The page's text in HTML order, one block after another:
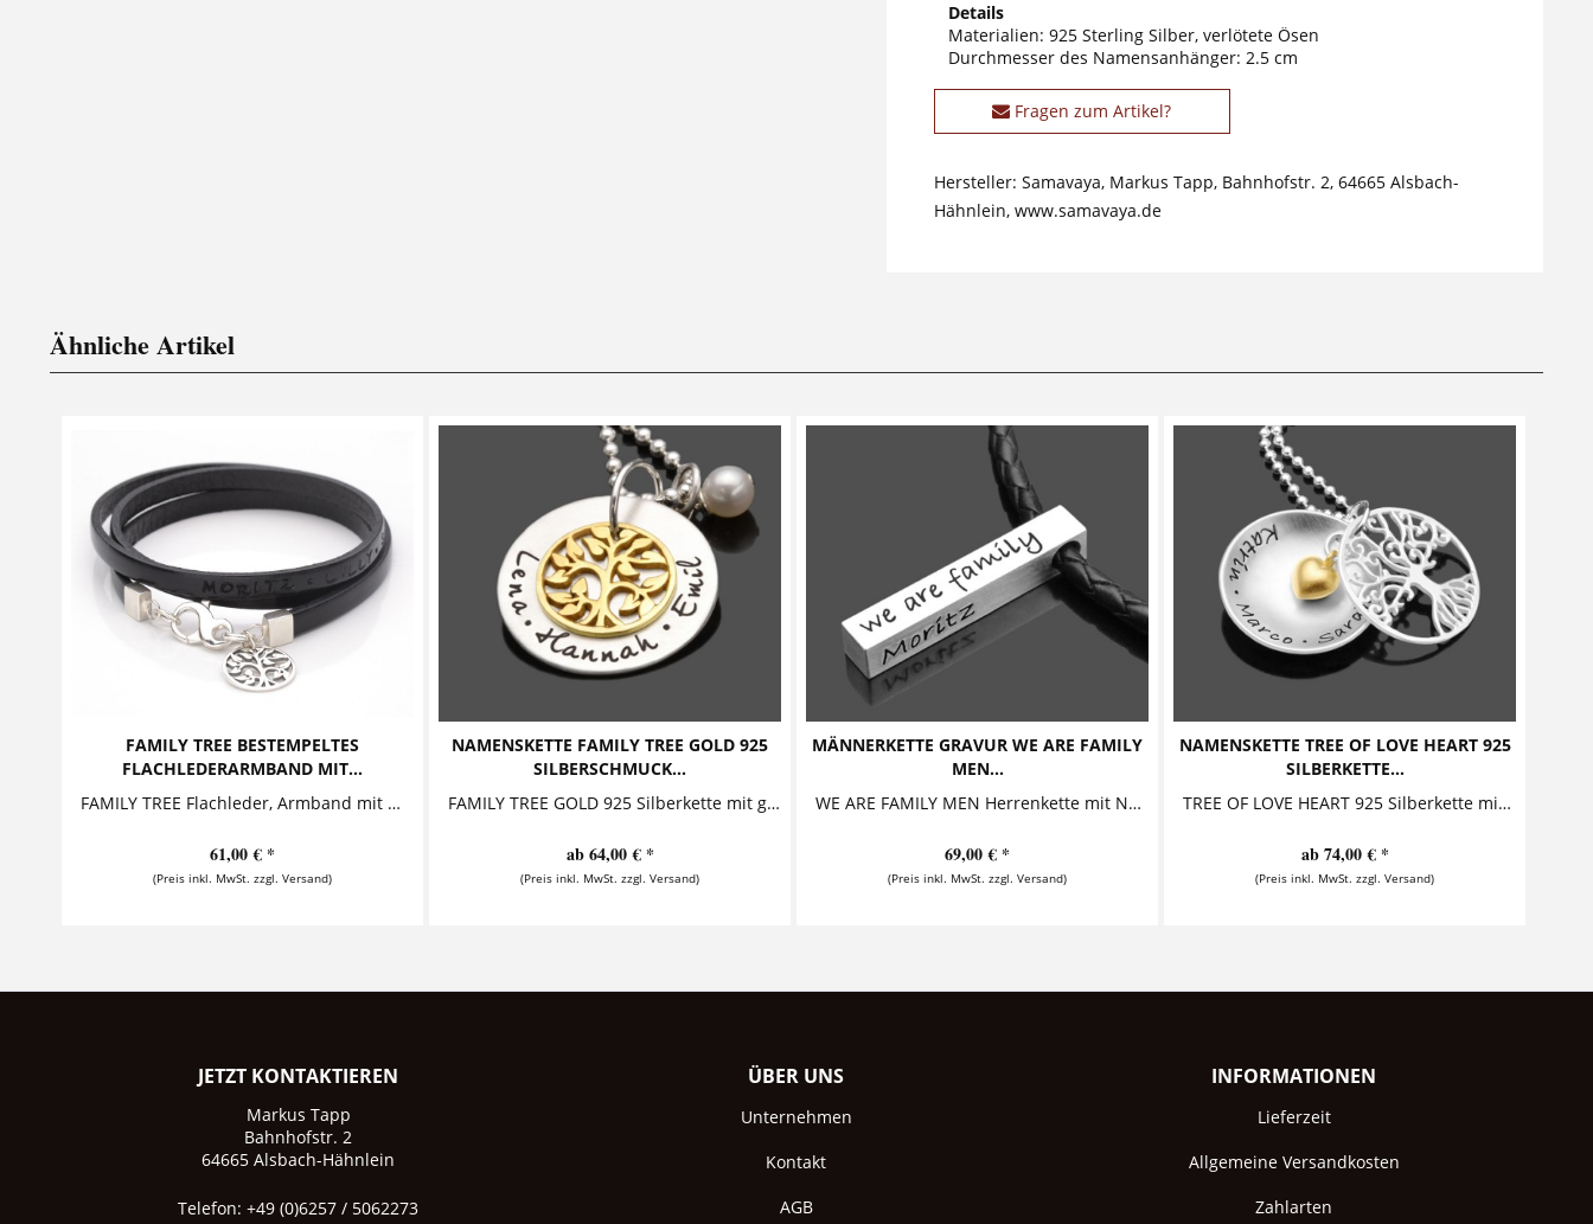
Details
Materialien: 925 Sterling Silber, verlötete Ösen
Durchmesser des Namensanhänger: 2.5 cm
Fragen zum Artikel?
Hersteller: Samavaya, Markus Tapp, Bahnhofstr. 2, 64665 Alsbach-
Hähnlein, www.samavaya.de
Ähnliche Artikel
FAMILY TREE BESTEMPELTES
FLACHLEDERARMBAND MIT...
FAMILY TREE Flachleder, Armband mit Wunschtext, Familienbaum Dieses ausdrucksstarke Flachlederarmband mit Gravur besticht durch seinen...
61,00 € *
(Preis inkl. MwSt. zzgl. Versand)
NAMENSKETTE FAMILY TREE GOLD 925
SILBERSCHMUCK...
FAMILY TREE GOLD 925 Silberkette mit goldenem Familienbaum Diese zauberhafte Namenskette mit Gravur besteht aus einem personalisierten...
ab 64,00 € *
(Preis inkl. MwSt. zzgl. Versand)
MÄNNERKETTE GRAVUR WE ARE FAMILY
MEN...
WE ARE FAMILY MEN Herrenkette mit Namensgravur Stylische Männerkette mit Gravur in Form eines massiven Silberbarrens, auf dessen Front der...
69,00 € *
(Preis inkl. MwSt. zzgl. Versand)
NAMENSKETTE TREE OF LOVE HEART 925
SILBERKETTE...
TREE OF LOVE HEART 925 Silberkette mit Gravur Diese bezaubernde Silberkette mit Gravur aus 925 Sterling Silber ist ein ganz besonderer...
ab 74,00 € *
(Preis inkl. MwSt. zzgl. Versand)
JETZT KONTAKTIEREN
Markus Tapp
Bahnhofstr. 2
64665 Alsbach-Hähnlein
Telefon: +49 (0)6257 / 5062273
ÜBER UNS
Unternehmen
Kontakt
AGB
INFORMATIONEN
Lieferzeit
Allgemeine Versandkosten
Zahlarten